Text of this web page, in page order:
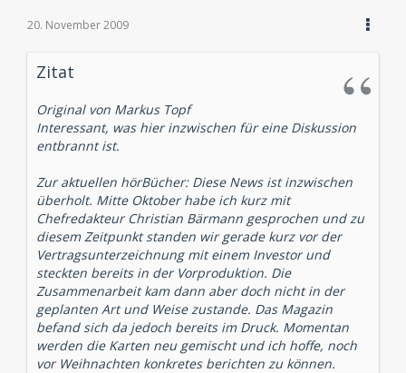
20. November 2009
Zitat
Original von Markus Topf
Interessant, was hier inzwischen für eine Diskussion
entbrannt ist.
Zur aktuellen hörBücher: Diese News ist inzwischen
überholt. Mitte Oktober habe ich kurz mit
Chefredakteur Christian Bärmann gesprochen und zu
diesem Zeitpunkt standen wir gerade kurz vor der
Vertragsunterzeichnung mit einem Investor und
steckten bereits in der Vorproduktion. Die
Zusammenarbeit kam dann aber doch nicht in der
geplanten Art und Weise zustande. Das Magazin
befand sich da jedoch bereits im Druck. Momentan
werden die Karten neu gemischt und ich hoffe, noch
vor Weihnachten konkretes berichten zu können.